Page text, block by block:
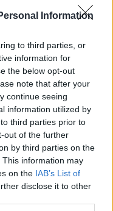
Information
to third parties, or
information for
the below opt-out
note that after your
continue seeing
information utilized by
third parties prior to
out of the further
by third parties on the
This information may
on the IAB’s List of
disclose it to other